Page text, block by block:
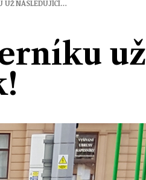
UŽ NÁSLEDUJÍCÍ…
už